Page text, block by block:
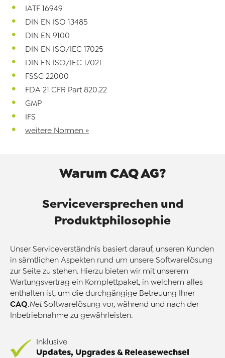
IATF 16949
DIN EN ISO 13485
DIN EN 9100
DIN EN ISO/IEC 17025
DIN EN ISO/IEC 17021
FSSC 22000
FDA 21 CFR Part 820.22
GMP
IFS
weitere Normen »
Warum CAQ AG?
Serviceversprechen und
Produktphilosophie
Unser Serviceverständnis basiert darauf, unseren Kunden
in sämtlichen Aspekten rund um unsere Softwarelösung
zur Seite zu stehen. Hierzu bieten wir mit unserem
Wartungsvertrag ein Komplettpaket, in welchem alles
enthalten ist, um die durchgängige Betreuung Ihrer
CAQ.NetSoftwarelösung vor, während und nach der
Inbetriebnahme zu gewährleisten.
Inklusive
Updates, Upgrades & Releasewechsel